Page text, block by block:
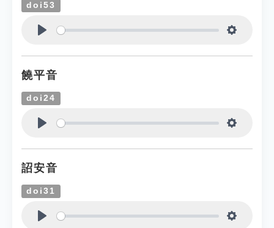
doi53
饒平音
doi24
詔安音
doi31